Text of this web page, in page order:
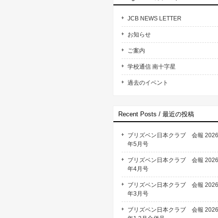
JCB NEWS LETTER
お知らせ
ご案内
学校通信 南十字星
過去のイベント
Recent Posts / 最近の投稿
ブリズベン日本クラブ 会報 2026
年5月号
ブリズベン日本クラブ 会報 2026
年4月号
ブリズベン日本クラブ 会報 2026
年3月号
ブリズベン日本クラブ 会報 2026